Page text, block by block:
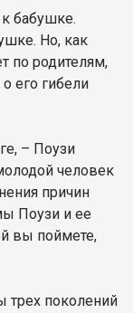
бабушке.
Но, как
по родителям,
его гибели
– Поузи
человек
причин
Поузи и ее
вы поймете,
трех поколений